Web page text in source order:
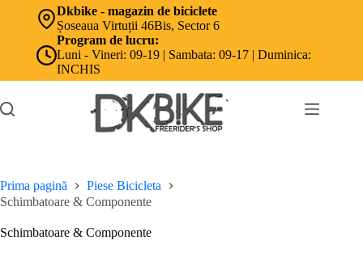
Dkbike - magazin de biciclete
Șoseaua Virtuții 46Bis, Sector 6
Program de lucru:
Luni - Vineri: 09-19 | Sambata: 09-17 | Duminica:
INCHIS
Prima pagină
Piese Bicicleta
Schimbatoare & Componente
Schimbatoare & Componente